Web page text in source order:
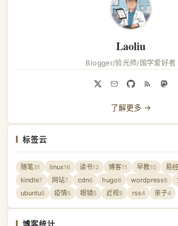
Laoliu
Blogger/验光师/国学爱好者
了解更多 →
标签云
随笔31 linux16 读书12 博客11 早教10 易经
kindle7 网站7 cdn6 hugo6 wordpress6
ubuntu5 疫情5 眼镜5 近视5 rss4 亲子4
博客统计